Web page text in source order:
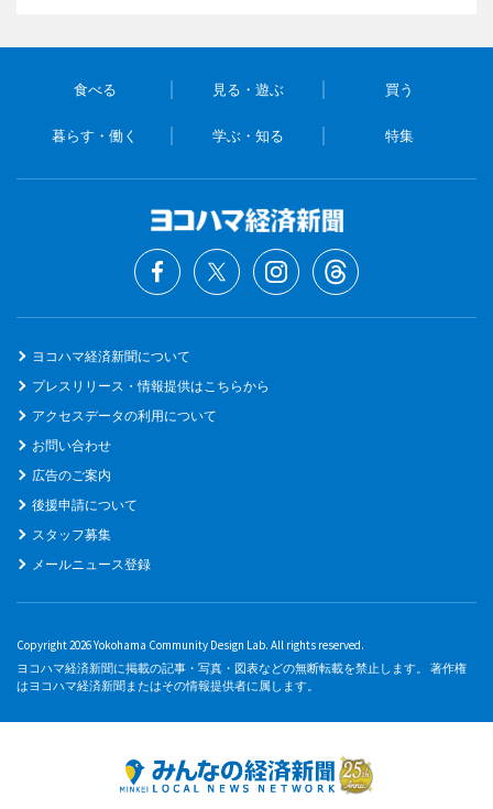
食べる 見る・遊ぶ 買う
暮らす・働く 学ぶ・知る 特集
ヨコハマ経済新聞について
プレスリリース・情報提供はこちらから
アクセスデータの利用について
お問い合わせ
広告のご案内
後援申請について
スタッフ募集
メールニュース登録
Copyright 2026 Yokohama Community Design Lab. All rights reserved.
ヨコハマ経済新聞に掲載の記事・写真・図表などの無断転載を禁止します。 著作権
はヨコハマ経済新聞またはその情報提供者に属します。